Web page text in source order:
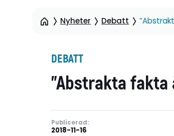
Nyheter Debatt
DEBATT
”Abstrakta
Publicerad:
2018-11-16